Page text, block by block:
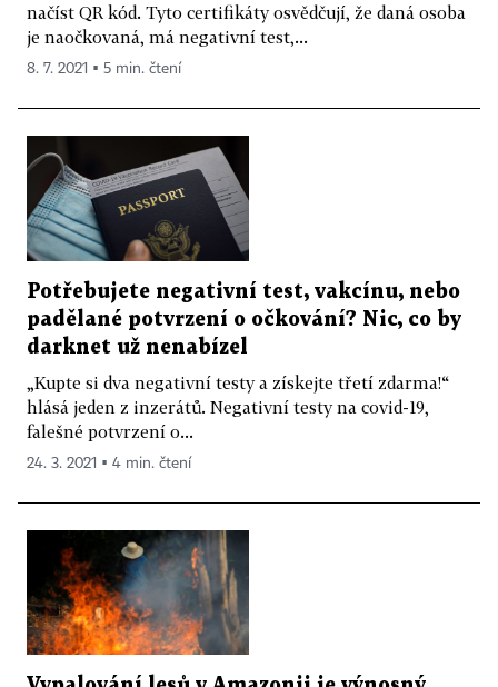
načíst QR kód. Tyto certifikáty osvědčují, že daná osoba
je naočkovaná, má negativní test,...
8. 7. 2021 ▪ 5 min. čtení
Potřebujete negativní test, vakcínu, nebo
padělané potvrzení o očkování? Nic, co by
darknet už nenabízel
„Kupte si dva negativní testy a získejte třetí zdarma!“
hlásá jeden z inzerátů. Negativní testy na covid-19,
falešné potvrzení o...
24. 3. 2021 ▪ 4 min. čtení